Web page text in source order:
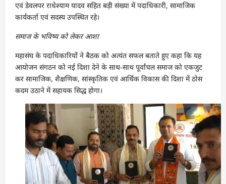
एवं डेवलपर राधेश्याम यादव सहित बड़ी संख्या में पदाधिकारी, सामाजिक
कार्यकर्ता एवं सदस्य उपस्थित रहे।
समाज के भविष्य को लेकर आशा
महासंघ के पदाधिकारियों ने बैठक को अत्यंत सफल बताते हुए कहा कि यह
आयोजन संगठन को नई दिशा देने के साथ-साथ पूर्वांचल समाज को एकजुट
कर सामाजिक, शैक्षणिक, सांस्कृतिक एवं आर्थिक विकास की दिशा में ठोस
कदम उठाने में सहायक सिद्ध होगा।